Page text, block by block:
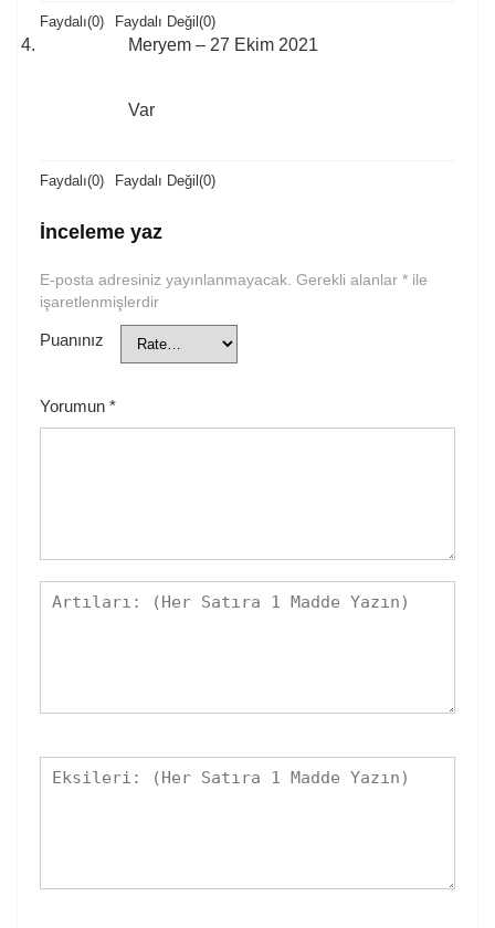
Faydalı(0) Faydalı Değil (0)
Meryem – 27 Ekim 2021
Var
Faydalı(0) Faydalı Değil (0)
İnceleme yaz
E-posta adresiniz yayınlanmayacak. Gerekli alanlar * ile
işaretlenmişlerdir
Puanınız
Yorumun *